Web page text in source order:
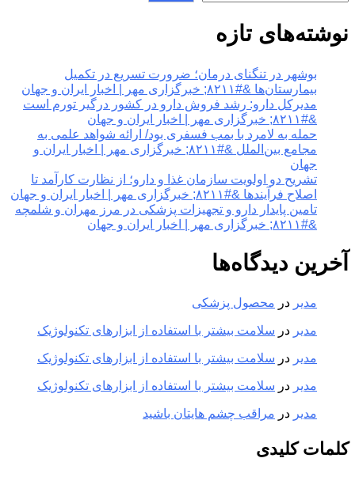
نوشته‌های تازه
بوشهر در تنگنای درمان؛ ضرورت تسریع در تکمیل
بیمارستان‌ها &#۸۲۱۱; خبرگزاری مهر | اخبار ایران و جهان
مدیرکل دارو: رشد فروش دارو در کشور درگیر تورم است
&#۸۲۱۱; خبرگزاری مهر | اخبار ایران و جهان
حمله به لامرد با بمب فسفری بود/ ارائه شواهد علمی به
مجامع بین‌الملل &#۸۲۱۱; خبرگزاری مهر | اخبار ایران و
جهان
تشریح دو اولویت سازمان غذا و دارو؛ از نظارت کارآمد تا
اصلاح فرآیندها &#۸۲۱۱; خبرگزاری مهر | اخبار ایران و جهان
تامین پایدار دارو و تجهیزات پزشکی در مرز مهران و شلمچه
&#۸۲۱۱; خبرگزاری مهر | اخبار ایران و جهان
آخرین دیدگاه‌ها
مدیر در محصول پزشکی
مدیر در سلامت بیشتر با استفاده از ابزارهای تکنولوژیک
مدیر در سلامت بیشتر با استفاده از ابزارهای تکنولوژیک
مدیر در سلامت بیشتر با استفاده از ابزارهای تکنولوژیک
مدیر در مراقب چشم هایتان باشید
کلمات کلیدی